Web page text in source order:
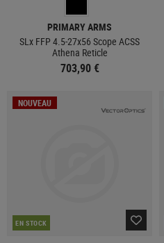
PRIMARY ARMS
SLx FFP 4.5-27x56 Scope ACSS
Athena Reticle
703,90 €
NOUVEAU
EN STOCK